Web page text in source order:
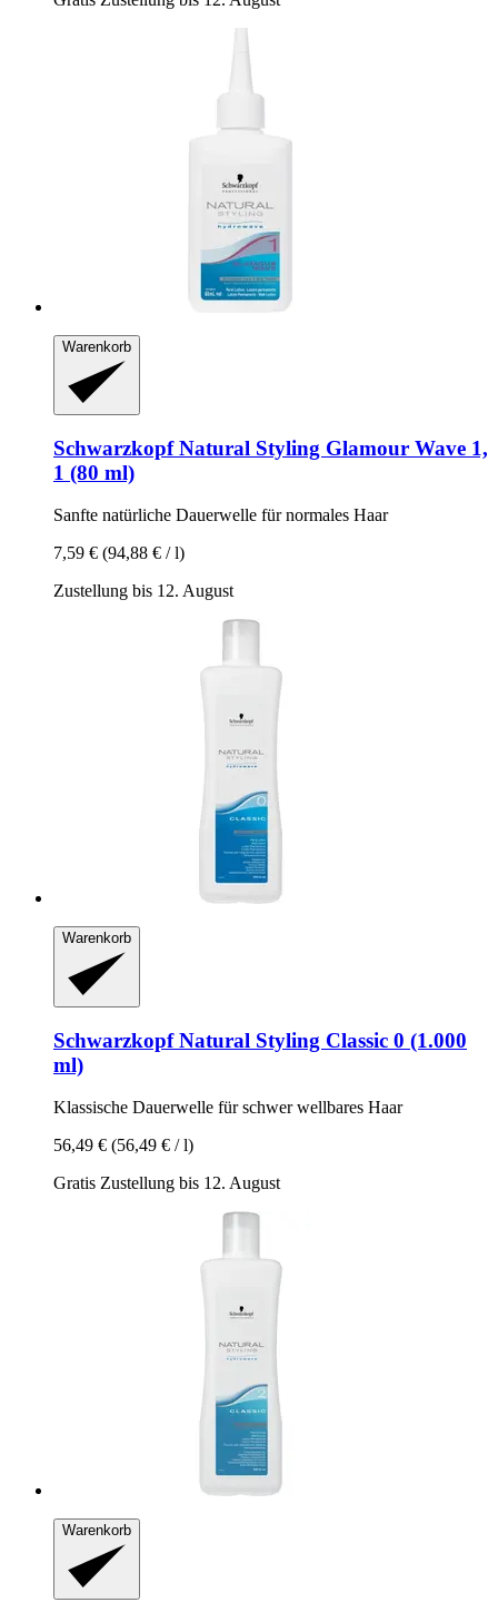
Warenkorb
SchwarzkopfNatural Styling Glamour Wave 1,
1 (80 ml)
Sanfte natürliche Dauerwelle für normales Haar
7,59 € (94,88 € / l)
Zustellung bis 12. August
Warenkorb
SchwarzkopfNatural Styling Classic 0 (1.000
ml)
Klassische Dauerwelle für schwer wellbares Haar
56,49 € (56,49 € / l)
Gratis Zustellung bis 12. August
Warenkorb